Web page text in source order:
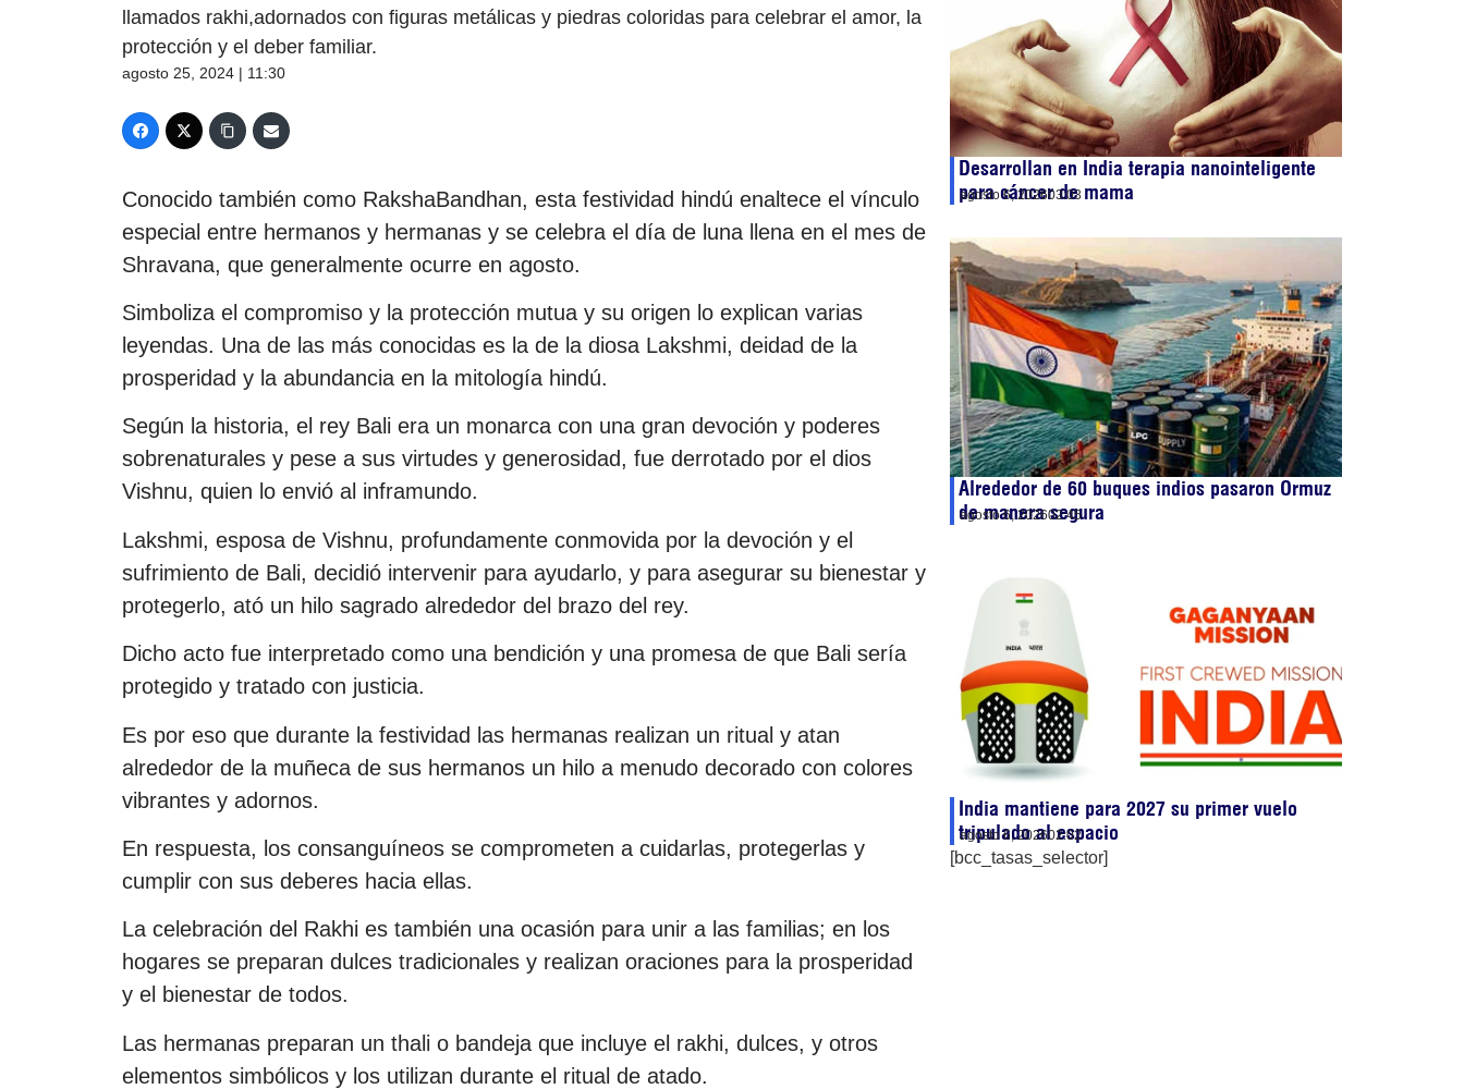
llamados rakhi,adornados con figuras metálicas y piedras coloridas para celebrar el amor, la
protección y el deber familiar.
agosto 25, 2024 | 11:30
Conocido también como RakshaBandhan, esta festividad hindú enaltece el vínculo
especial entre hermanos y hermanas y se celebra el día de luna llena en el mes de
Shravana, que generalmente ocurre en agosto.
Simboliza el compromiso y la protección mutua y su origen lo explican varias
leyendas. Una de las más conocidas es la de la diosa Lakshmi, deidad de la
prosperidad y la abundancia en la mitología hindú.
Según la historia, el rey Bali era un monarca con una gran devoción y poderes
sobrenaturales y pese a sus virtudes y generosidad, fue derrotado por el dios
Vishnu, quien lo envió al inframundo.
Lakshmi, esposa de Vishnu, profundamente conmovida por la devoción y el
sufrimiento de Bali, decidió intervenir para ayudarlo, y para asegurar su bienestar y
protegerlo, ató un hilo sagrado alrededor del brazo del rey.
Dicho acto fue interpretado como una bendición y una promesa de que Bali sería
protegido y tratado con justicia.
Es por eso que durante la festividad las hermanas realizan un ritual y atan
alrededor de la muñeca de sus hermanos un hilo a menudo decorado con colores
vibrantes y adornos.
En respuesta, los consanguíneos se comprometen a cuidarlas, protegerlas y
cumplir con sus deberes hacia ellas.
La celebración del Rakhi es también una ocasión para unir a las familias; en los
hogares se preparan dulces tradicionales y realizan oraciones para la prosperidad
y el bienestar de todos.
Las hermanas preparan un thali o bandeja que incluye el rakhi, dulces, y otros
elementos simbólicos y los utilizan durante el ritual de atado.
Desarrollan en India terapia nanointeligente
para cáncer de mama
agosto 6, 202603:03
Alrededor de 60 buques indios pasaron Ormuz
de manera segura
agosto 6, 202602:45
India mantiene para 2027 su primer vuelo
tripulado al espacio
agosto 6, 202602:02
[bcc_tasas_selector]